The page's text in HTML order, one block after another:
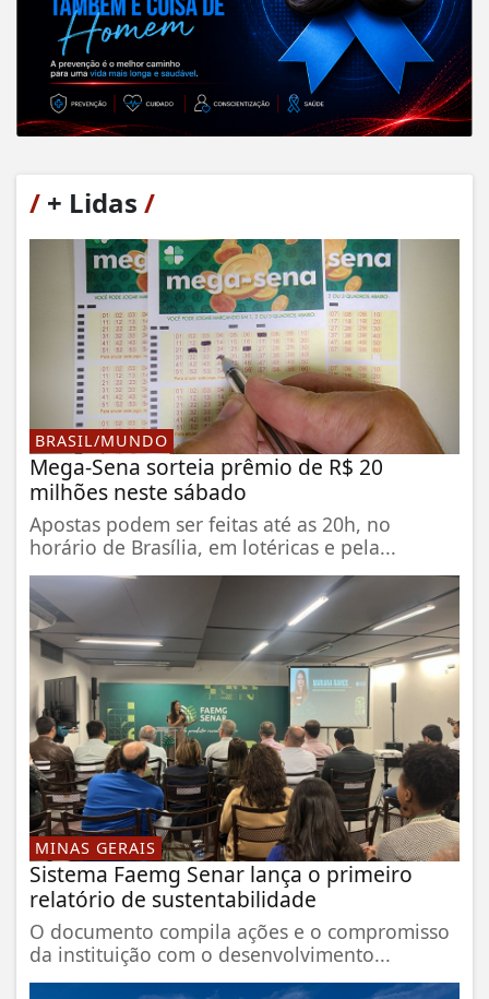
/ + Lidas /
BRASIL/MUNDO
Mega-Sena sorteia prêmio de R$ 20
milhões neste sábado
Apostas podem ser feitas até as 20h, no
horário de Brasília, em lotéricas e pela...
MINAS GERAIS
Sistema Faemg Senar lança o primeiro
relatório de sustentabilidade
O documento compila ações e o compromisso
da instituição com o desenvolvimento...